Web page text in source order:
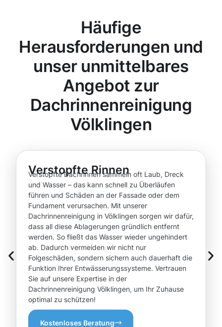
Häufige
Herausforderungen und
unser unmittelbares
Angebot zur
Dachrinnenreinigung
Völklingen
Verstopfte Rinnen
Verstopfte Dachrinnen sammeln oft Laub, Dreck
und Wasser – das kann schnell zu Überläufen
führen und Schäden an der Fassade oder dem
Fundament verursachen. Mit unserer
Dachrinnenreinigung in Völklingen sorgen wir dafür,
dass all diese Ablagerungen gründlich entfernt
werden. So fließt das Wasser wieder ungehindert
ab. Dadurch vermeiden wir nicht nur
Folgeschäden, sondern sichern auch dauerhaft die
Funktion Ihrer Entwässerungssysteme. Vertrauen
Sie auf unsere Expertise in der
Dachrinnenreinigung Völklingen, um Ihr Zuhause
optimal zu schützen!
Kostenloses Beratung